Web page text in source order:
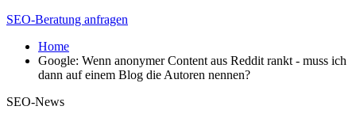
SEO-Beratung anfragen
Home
Google: Wenn anonymer Content aus Reddit rankt - muss ich
dann auf einem Blog die Autoren nennen?
SEO-News